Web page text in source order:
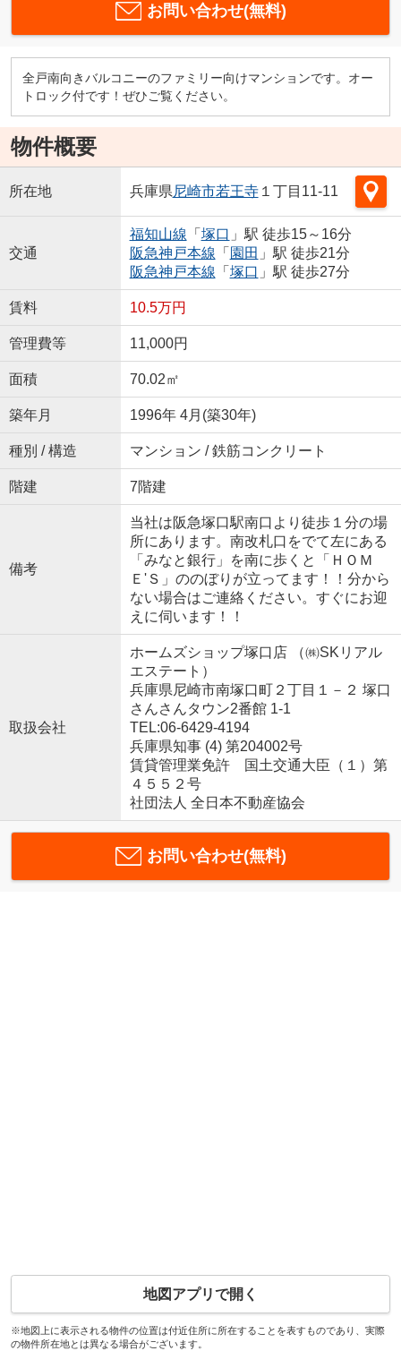
お問い合わせ(無料)
全戸南向きバルコニーのファミリー向けマンションです。オー
トロック付です！ぜひご覧ください。
物件概要
所在地 兵庫県尼崎市若王寺１丁目11-11
交通
福知山線 「 塚口 」駅 徒歩15～16分
阪急神戸本線 「 園田 」駅 徒歩21分
阪急神戸本線 「 塚口 」駅 徒歩27分
賃料 10.5万円
管理費等 11,000円
面積 70.02㎡
築年月 1996年 4月(築30年)
種別 / 構造 マンション / 鉄筋コンクリート
階建 7階建
備考
当社は阪急塚口駅南口より徒歩１分の場
所にあります。南改札口をでて左にある
「みなと銀行」を南に歩くと「ＨＯＭ
Ｅ'Ｓ」ののぼりが立ってます！！分から
ない場合はご連絡ください。すぐにお迎
えに伺います！！
取扱会社
ホームズショップ塚口店 （㈱SKリアル
エステート）
兵庫県尼崎市南塚口町２丁目１－２ 塚口
さんさんタウン2番館 1-1
TEL:06-6429-4194
兵庫県知事 (4) 第204002号
賃貸管理業免許 国土交通大臣（１）第
４５５２号
社団法人 全日本不動産協会
お問い合わせ(無料)
地図アプリで開く
※地図上に表示される物件の位置は付近住所に所在することを表すものであり、実際
の物件所在地とは異なる場合がございます。